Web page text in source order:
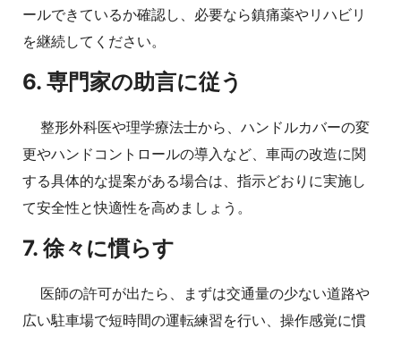
ールできているか確認し、必要なら鎮痛薬やリハビリ
を継続してください。
6. 専門家の助言に従う
整形外科医や理学療法士から、ハンドルカバーの変
更やハンドコントロールの導入など、車両の改造に関
する具体的な提案がある場合は、指示どおりに実施し
て安全性と快適性を高めましょう。
7. 徐々に慣らす
医師の許可が出たら、まずは交通量の少ない道路や
広い駐車場で短時間の運転練習を行い、操作感覚に慣